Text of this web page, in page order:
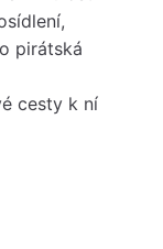
pirátská
cesty k ní